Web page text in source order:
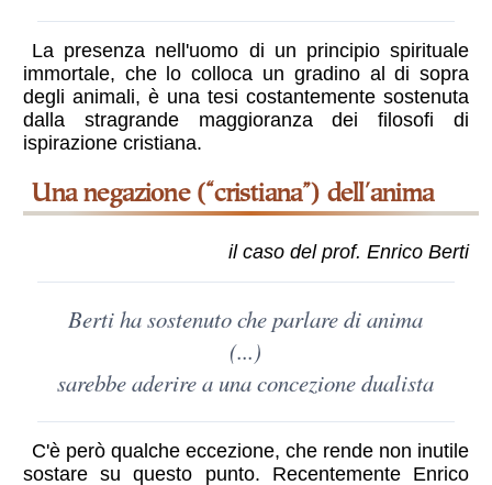
La presenza nell'uomo di un principio spirituale
immortale, che lo colloca un gradino al di sopra
degli animali, è una tesi costantemente sostenuta
dalla stragrande maggioranza dei filosofi di
ispirazione cristiana.
una negazione (“cristiana”) dell'anima
il caso del prof. Enrico Berti
Berti ha sostenuto che parlare di anima
(...)
sarebbe aderire a una concezione dualista
C'è però qualche eccezione, che rende non inutile
sostare su questo punto. Recentemente Enrico